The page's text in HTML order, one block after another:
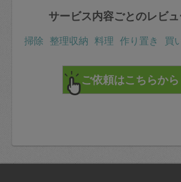
サービス内容ごとのレビ
掃除 整理収納 料理 作り置き 買